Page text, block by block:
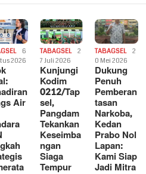
6
2026
Air
TABAGSEL
2
7 Juli 2026
Kunjungi
Kodim
0212/Tap
sel,
Pangdam
Tekankan
Keseimba
ngan
Siaga
Tempur
TABAGSEL
2
0 Mei 2026
Dukung
Penuh
Pemberan
tasan
Narkoba,
Kedan
Prabo Nol
Lapan:
Kami Siap
Jadi Mitra